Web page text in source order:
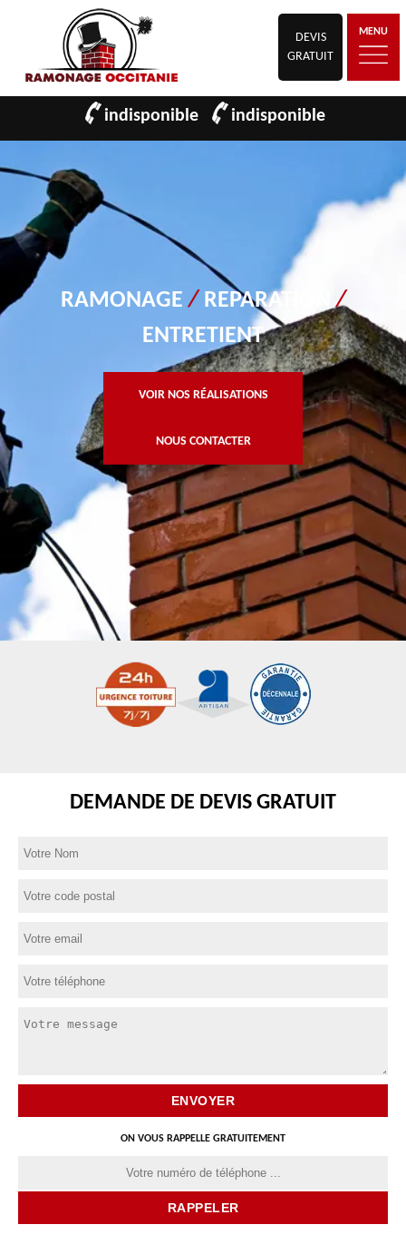
DEVIS
GRATUIT
MENU
indisponible indisponible
RAMONAGE/ REPARATION/
ENTRETIENT
VOIR NOS RÉALISATIONS
NOUS CONTACTER
DEMANDE DE DEVIS GRATUIT
ON VOUS RAPPELLE GRATUITEMENT